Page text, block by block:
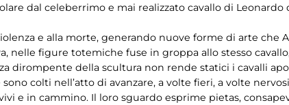
dal celeberrimo e mai realizzato cavallo di Leonardo
e alla morte, generando nuove forme di arte che
nelle figure totemiche fuse in groppa allo stesso
dirompente della scultura non rende statici i cavalli
colti nell’atto di avanzare, a volte fieri, a volte
e in cammino. Il loro sguardo esprime pietas,